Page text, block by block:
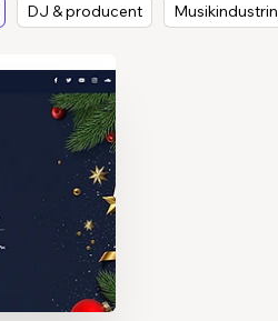
DJ & producent Musikindustrin